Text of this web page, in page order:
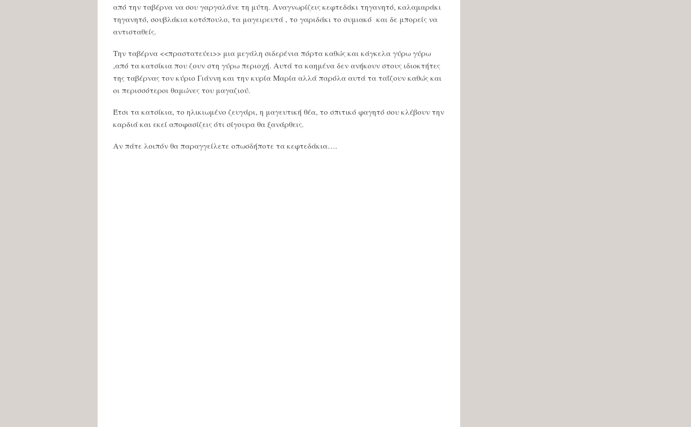
από την ταβέρνα να σου γαργαλάνε τη μύτη. Αναγνωρίζεις κεφτεδάκι τηγανητό, καλαμαράκι
τηγανητό, σουβλάκια κοτόπουλο, τα μαγειρευτά , το γαριδάκι το συμιακό και δε μπορείς να
αντισταθείς.
Την ταβέρνα <<πραστατεύει>> μια μεγάλη σιδερένια πόρτα καθώς και κάγκελα γύρω γύρω
,από τα κατσίκια που ζουν στη γύρω περιοχή. Αυτά τα καημένα δεν ανήκουν στους ιδιοκτήτες
της ταβέρνας τον κύριο Γιάννη και την κυρία Μαρία αλλά παρόλα αυτά τα ταΐζουν καθώς και
οι περισσότεροι θαμώνες του μαγαζιού.
Έτσι τα κατσίκια, το ηλικιωμένο ζευγάρι, η μαγευτική θέα, το σπιτικό φαγητό σου κλέβουν την
καρδιά και εκεί αποφασίζεις ότι σίγουρα θα ξανάρθεις.
Αν πάτε λοιπόν θα παραγγείλετε οπωσδήποτε τα κεφτεδάκια….